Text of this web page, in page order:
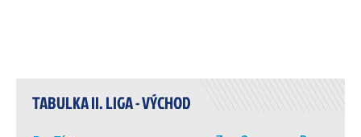
TABULKA II. LIGA - VÝCHOD